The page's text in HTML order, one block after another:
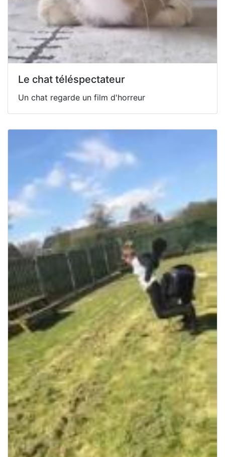
Le chat téléspectateur
Un chat regarde un film d'horreur